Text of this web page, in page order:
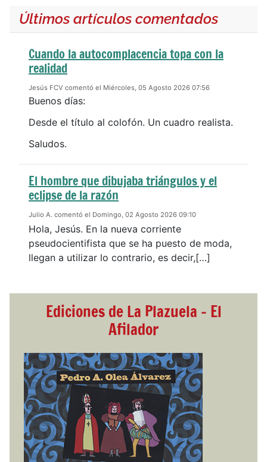
Últimos artículos comentados
Cuando la autocomplacencia topa con la
realidad
Jesús FCV comentó el Miércoles, 05 Agosto 2026 07:56
Buenos días:
Desde el título al colofón. Un cuadro realista.
Saludos.
El hombre que dibujaba triángulos y el
eclipse de la razón
Julio A. comentó el Domingo, 02 Agosto 2026 09:10
Hola, Jesús. En la nueva corriente
pseudocientifista que se ha puesto de moda,
llegan a utilizar lo contrario, es decir,[…]
Ediciones de La Plazuela - El
Afilador